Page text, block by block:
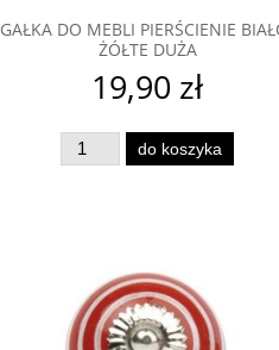
GAŁKA DO MEBLI PIERŚCIENIE
ŻÓŁTE DUŻA
19,90 zł
do koszyka